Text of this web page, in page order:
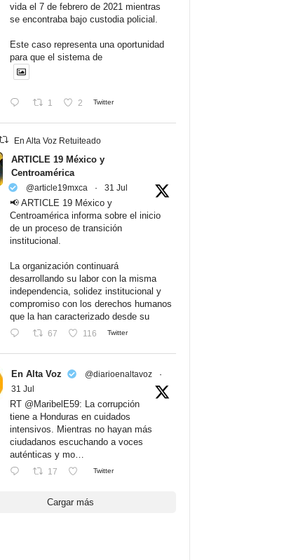
vida el 7 de febrero de 2021 mientras
se encontraba bajo custodia policial.
Este caso representa una oportunidad
para que el sistema de
1 2 Twitter
En Alta Voz Retuiteado
ARTICLE 19 México y
Centroamérica
@article19mxca · 31 Jul
📢 ARTICLE 19 México y
Centroamérica informa sobre el inicio
de un proceso de transición
institucional.
La organización continuará
desarrollando su labor con la misma
independencia, solidez institucional y
compromiso con los derechos humanos
que la han caracterizado desde su
67 116 Twitter
En Alta Voz @diarioenaltavoz
·
31 Jul
RT @MaribelE59: La corrupción
tiene a Honduras en cuidados
intensivos. Mientras no hayan más
ciudadanos escuchando a voces
auténticas y mo…
17 Twitter
Cargar más